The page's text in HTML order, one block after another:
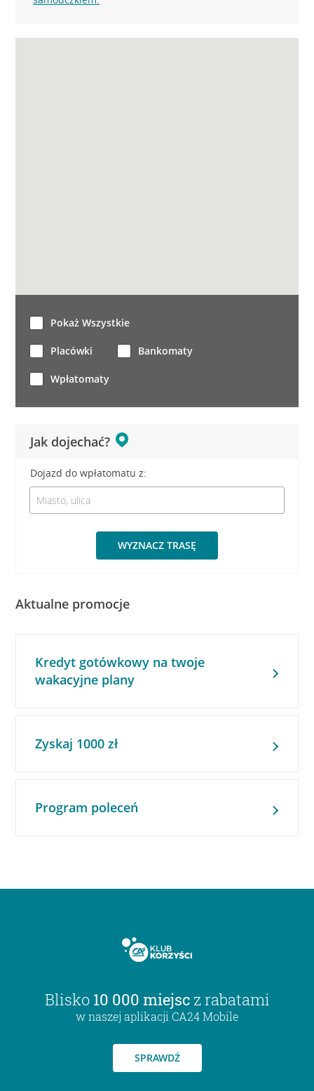
Jak dojechać?
Dojazd do wpłatomatu z:
WYZNACZ TRASĘ
Pokaż Wszystkie
Placówki Bankomaty
Wpłatomaty
Aktualne promocje
Kredyt gotówkowy na twoje
wakacyjne plany
Zyskaj 1000 zł
Program poleceń
Blisko 10 000 miejsc z rabatami
w naszej aplikacji CA24 Mobile
SPRAWDŹ